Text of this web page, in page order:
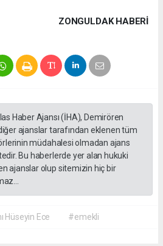
ZONGULDAK HABERİ
Haber Ajansı (İHA), Demirören
ajanslar tarafından eklenen tüm
müdahalesi olmadan ajans
Bu haberlerde yer alan hukuki
ajanslar olup sitemizin hiç bir
Hüseyin Ece #emekli